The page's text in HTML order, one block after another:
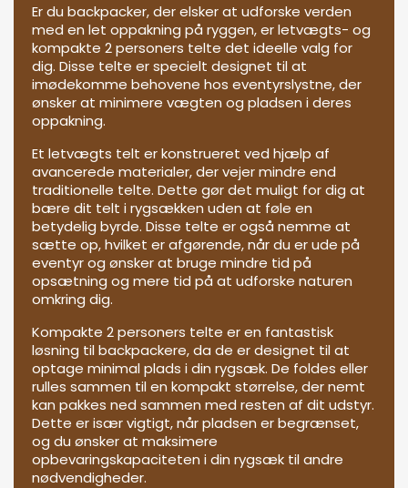
Er du backpacker, der elsker at udforske verden
med en let oppakning på ryggen, er letvægts- og
kompakte 2 personers telte det ideelle valg for
dig. Disse telte er specielt designet til at
imødekomme behovene hos eventyrslystne, der
ønsker at minimere vægten og pladsen i deres
oppakning.
Et letvægts telt er konstrueret ved hjælp af
avancerede materialer, der vejer mindre end
traditionelle telte. Dette gør det muligt for dig at
bære dit telt i rygsækken uden at føle en
betydelig byrde. Disse telte er også nemme at
sætte op, hvilket er afgørende, når du er ude på
eventyr og ønsker at bruge mindre tid på
opsætning og mere tid på at udforske naturen
omkring dig.
Kompakte 2 personers telte er en fantastisk
løsning til backpackere, da de er designet til at
optage minimal plads i din rygsæk. De foldes eller
rulles sammen til en kompakt størrelse, der nemt
kan pakkes ned sammen med resten af dit udstyr.
Dette er især vigtigt, når pladsen er begrænset,
og du ønsker at maksimere
opbevaringskapaciteten i din rygsæk til andre
nødvendigheder.